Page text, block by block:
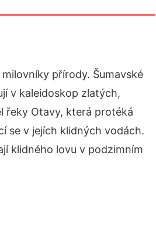
přírody. Šumavské
v kaleidoskop zlatých,
řeky Otavy, která protéká
se v jejích klidných vodách.
klidného lovu v podzimním